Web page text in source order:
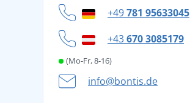
Datenschutz
Cookie-Richtlinie
+49781 95633045
+43670 3085179
(Mo-Fr, 8-16)
info@bontis.de